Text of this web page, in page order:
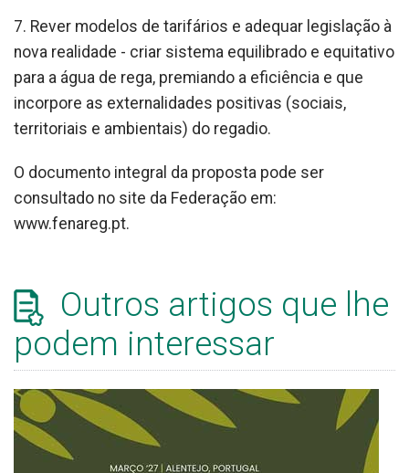
7. Rever modelos de tarifários e adequar legislação à
nova realidade - criar sistema equilibrado e equitativo
para a água de rega, premiando a eficiência e que
incorpore as externalidades positivas (sociais,
territoriais e ambientais) do regadio.
O documento integral da proposta pode ser
consultado no site da Federação em:
www.fenareg.pt.
Outros artigos que lhe
podem interessar